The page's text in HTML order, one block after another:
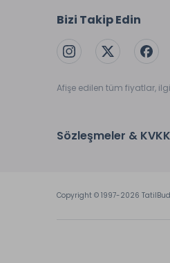
Bizi Takip Edin
Afişe edilen tüm fiyatlar,
Sözleşmeler & KVKK
Copyright © 1997-2026